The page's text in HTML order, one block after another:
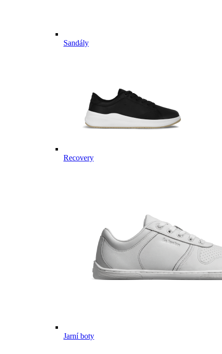
Sandály
Recovery
Jarní boty